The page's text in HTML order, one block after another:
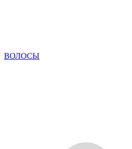
ВОЛОСЫ